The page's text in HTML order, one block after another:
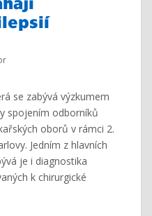
se zabývá výzkumem
spojením odborníků
oborů v rámci 2.
Jedním z hlavních
je i diagnostika
k chirurgické